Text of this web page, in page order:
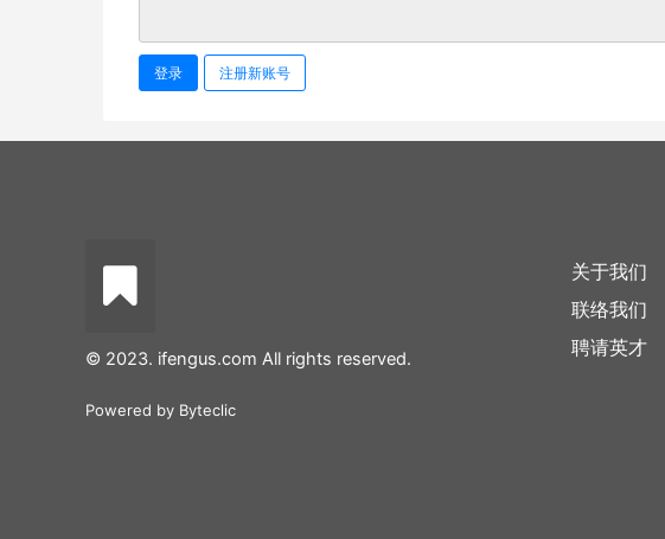
登录 注册新账号
© 2023. ifengus.com All rights reserved.
Powered by Byteclic
关于我们
联络我们
聘请英才